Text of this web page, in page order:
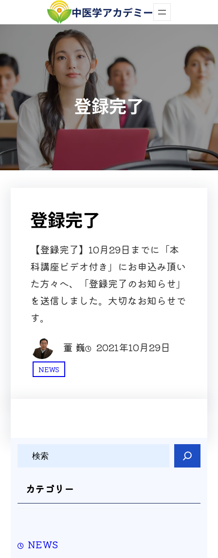
容
ス
キ
ッ
プ
中医学アカデミー
登録完了
登録完了
【登録完了】10月29日までに「本
科講座ビデオ付き」にお申込み頂い
た方々へ、「登録完了のお知らせ」
を送信しました。大切なお知らせで
す。
董 巍 2021年10月29日
NEWS
カテゴリー
NEWS